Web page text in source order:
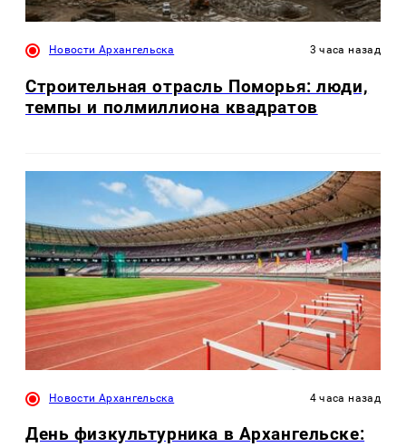
Новости Архангельска 3 часа назад
Строительная отрасль Поморья: люди,
темпы и полмиллиона квадратов
Новости Архангельска 4 часа назад
День физкультурника в Архангельске: